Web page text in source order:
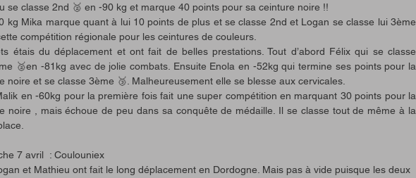
se classe 2nd 🥈 en -90 kg et marque 40 points pour sa ceinture noire !!
kg Mika marque quant à lui 10 points de plus et se classe 2nd et Logan se classe lui 3ème
compétition régionale pour les ceintures de couleurs.
étais du déplacement et ont fait de belles prestations. Tout d’abord Félix qui se classe
🥈en -81kg avec de jolie combats. Ensuite Enola en -52kg qui termine ses points pour la
noire et se classe 3ème 🥉. Malheureusement elle se blesse aux cervicales.
en -60kg pour la première fois fait une super compétition en marquant 30 points pour la
noire , mais échoue de peu dans sa conquête de médaille. Il se classe tout de même à la
7 avril  : Coulouniex
et Mathieu ont fait le long déplacement en Dordogne. Mais pas à vide puisque les deux